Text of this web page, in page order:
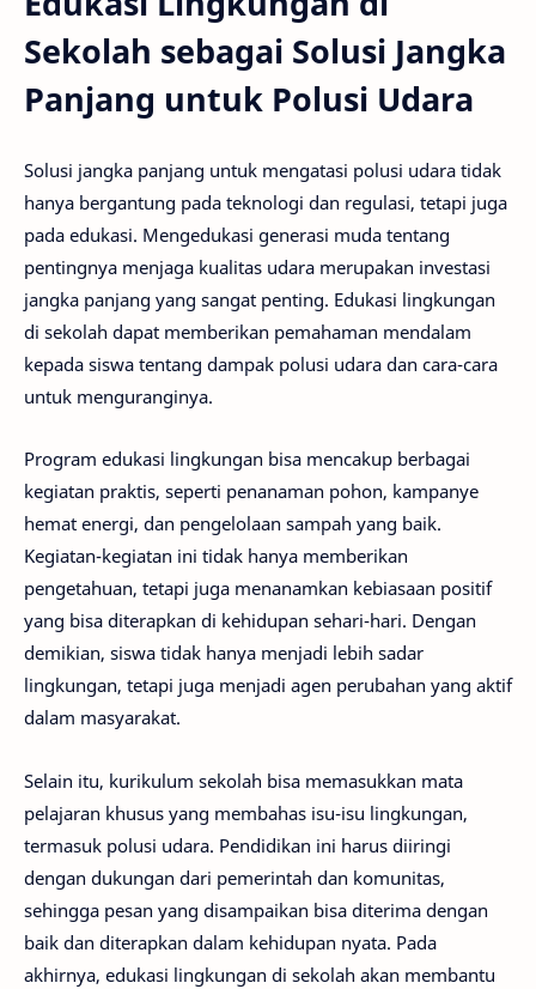
Sekolah sebagai Solusi Jangka
Panjang untuk Polusi Udara
Solusi jangka panjang untuk mengatasi polusi udara tidak
hanya bergantung pada teknologi dan regulasi, tetapi juga
pada edukasi. Mengedukasi generasi muda tentang
pentingnya menjaga kualitas udara merupakan investasi
jangka panjang yang sangat penting. Edukasi lingkungan
di sekolah dapat memberikan pemahaman mendalam
kepada siswa tentang dampak polusi udara dan cara-cara
untuk menguranginya.
Program edukasi lingkungan bisa mencakup berbagai
kegiatan praktis, seperti penanaman pohon, kampanye
hemat energi, dan pengelolaan sampah yang baik.
Kegiatan-kegiatan ini tidak hanya memberikan
pengetahuan, tetapi juga menanamkan kebiasaan positif
yang bisa diterapkan di kehidupan sehari-hari. Dengan
demikian, siswa tidak hanya menjadi lebih sadar
lingkungan, tetapi juga menjadi agen perubahan yang aktif
dalam masyarakat.
Selain itu, kurikulum sekolah bisa memasukkan mata
pelajaran khusus yang membahas isu-isu lingkungan,
termasuk polusi udara. Pendidikan ini harus diiringi
dengan dukungan dari pemerintah dan komunitas,
sehingga pesan yang disampaikan bisa diterima dengan
baik dan diterapkan dalam kehidupan nyata. Pada
akhirnya, edukasi lingkungan di sekolah akan membantu